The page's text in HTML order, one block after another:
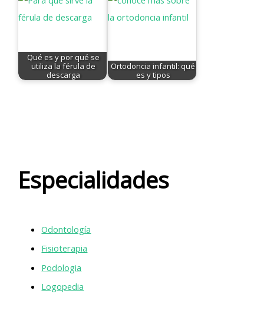
Qué es y por qué se
utiliza la férula de
descarga
Ortodoncia infantil: qué
es y tipos
Especialidades
Odontología
Fisioterapia
Podologia
Logopedia